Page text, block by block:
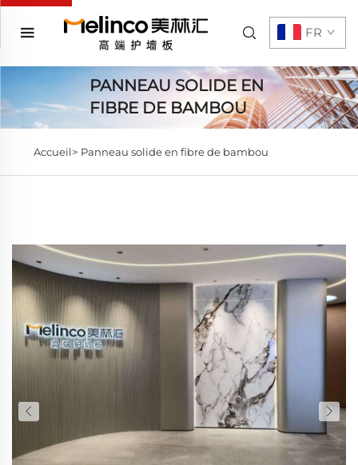
FR
PANNEAU SOLIDE EN
FIBRE DE BAMBOU
Accueil> Panneau solide en fibre de bambou